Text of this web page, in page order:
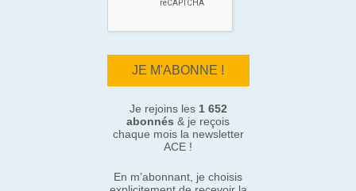
Je rejoins les 1 652
abonnés & je reçois
chaque mois la newsletter
ACE !
En m’abonnant, je choisis